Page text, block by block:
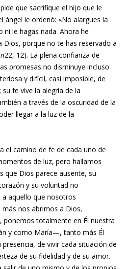
que sacrifique el hijo que le
ángel le ordenó: «No alargues la
le hagas nada. Ahora he
porque no te has reservado a
22, 12). La plena confianza de
promesas no disminuye incluso
y difícil, casi imposible, de
fe vive la alegría de la
a través de la oscuridad de la
llegar a la luz de la
el camino de fe de cada uno de
de luz, pero hallamos
que Dios parece ausente, su
y su voluntad no
aquello que nosotros
nos abrimos a Dios,
ponemos totalmente en Él nuestra
y como María—, tanto más Él
de vivir cada situación de
de su fidelidad y de su amor.